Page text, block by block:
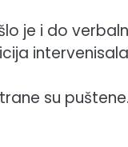
je i do
su puštene.